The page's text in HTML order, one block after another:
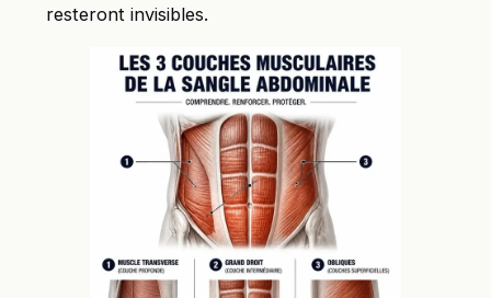
resteront invisibles.